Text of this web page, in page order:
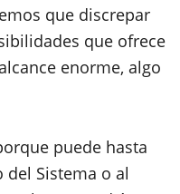
que discrepar
que ofrece
enorme, algo
puede hasta
Sistema o al